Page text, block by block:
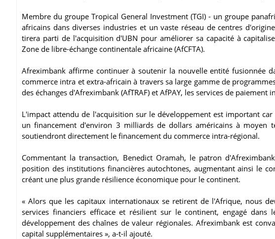
Membre du groupe Tropical General Investment (TGI) - un groupe
africains dans diverses industries et un vaste réseau de centres
tirera parti de l'acquisition d'UBN pour améliorer sa capacité à
Zone de libre-échange continentale africaine (AfCFTA).
Afreximbank affirme continuer à soutenir la nouvelle entité fusionnée
commerce intra et extra-africain à travers sa large gamme de
des échanges d'Afreximbank (AfTRAF) et AfPAY, les services de paiement
L'impact attendu de l'acquisition sur le développement est important
un financement d'environ 3 milliards de dollars américains à
soutiendront directement le financement du commerce intra-régional.
Commentant la transaction, Benedict Oramah, le patron
position des institutions financières autochtones, augmentant ainsi le
créant une plus grande résilience économique pour le continent.
« Alors que les capitaux internationaux se retirent de l'Afrique, nous
services financiers efficace et résilient sur le continent, engagé
développement des chaînes de valeur régionales. Afreximbank est
capital supplémentaires », a-t-il ajouté.